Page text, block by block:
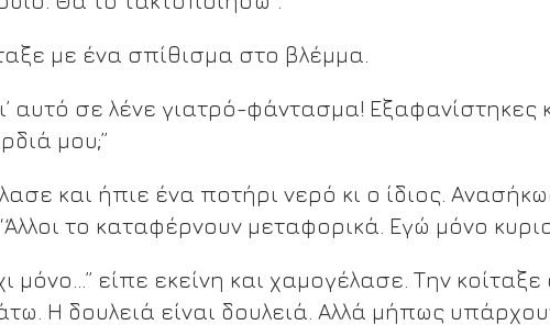
με ένα σπίθισμα στο βλέμμα.
αυτό σε λένε γιατρό-φάντασμα! Εξαφανίστηκες
μου;”
και ήπιε ένα ποτήρι νερό κι ο ίδιος.
το καταφέρνουν μεταφορικά. Εγώ μόνο
μόνο…” είπε εκείνη και χαμογέλασε. Την
Η δουλειά είναι δουλειά. Αλλά μήπως